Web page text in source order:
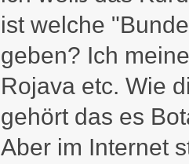
ist welche
geben? Ich
Rojava etc. Wie
gehört das es
Aber im Internet